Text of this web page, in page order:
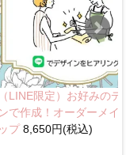
（LINE限定）お好みのデ
ンで作成！オーダーメイ
ップ8,650円(税込)